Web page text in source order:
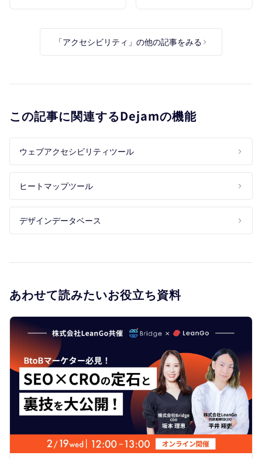
「アクセシビリティ」の他の記事をみる
この記事に関連するDejamの機能
ウェブアクセシビリティツール
ヒートマップツール
デザインデータベース
あわせて読みたいお役立ち資料